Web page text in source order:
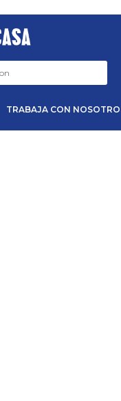
TRABAJA CON